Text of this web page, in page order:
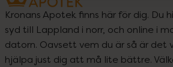
Kronans Apotek finns här för dig. Du
syd till Lappland i norr, och online i
datorn. Oavsett vem du är så är det
hjälpa just dig att må lite bättre.